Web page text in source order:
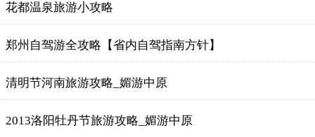
花都温泉旅游小攻略
郑州自驾游全攻略【省内自驾指南方针】
清明节河南旅游攻略_媚游中原
2013洛阳牡丹节旅游攻略_媚游中原